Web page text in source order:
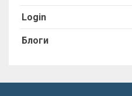
Login
Блоги